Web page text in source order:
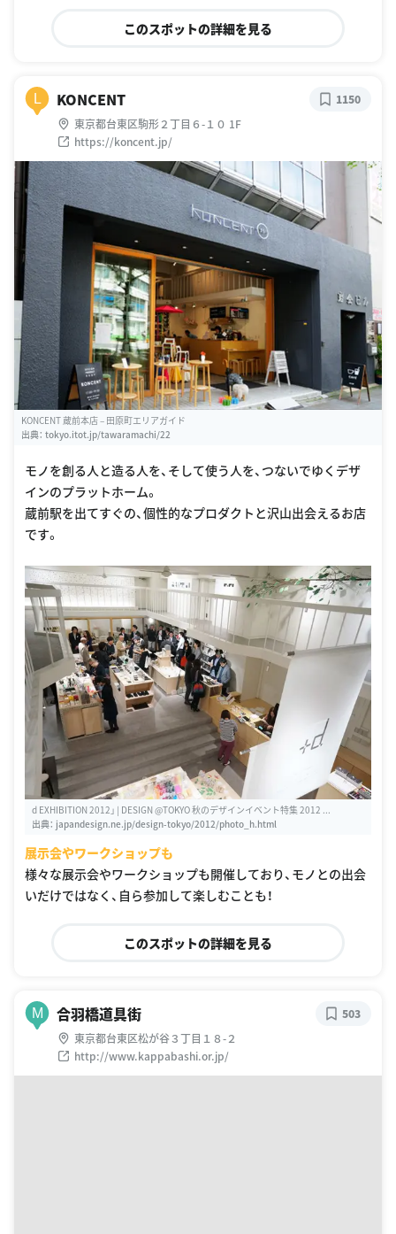
このスポットの詳細を見る
L KONCENT
東京都台東区駒形２丁目６-１０ 1F
https://koncent.jp/
1150
KONCENT 蔵前本店 – 田原町エリアガイド
出典： tokyo.itot.jp/tawaramachi/22
モノを創る人と造る人を、そして使う人を、つないでゆくデザ
インのプラットホーム。
蔵前駅を出てすぐの、個性的なプロダクトと沢山出会えるお店
です。
d EXHIBITION 2012」 | DESIGN @TOKYO 秋のデザインイベント特集 2012 ...
出典： japandesign.ne.jp/design-tokyo/2012/photo_h.html
展示会やワークショップも
様々な展示会やワークショップも開催しており、モノとの出会
いだけではなく、自ら参加して楽しむことも！
このスポットの詳細を見る
M 合羽橋道具街
東京都台東区松が谷３丁目１８-２
http://www.kappabashi.or.jp/
503